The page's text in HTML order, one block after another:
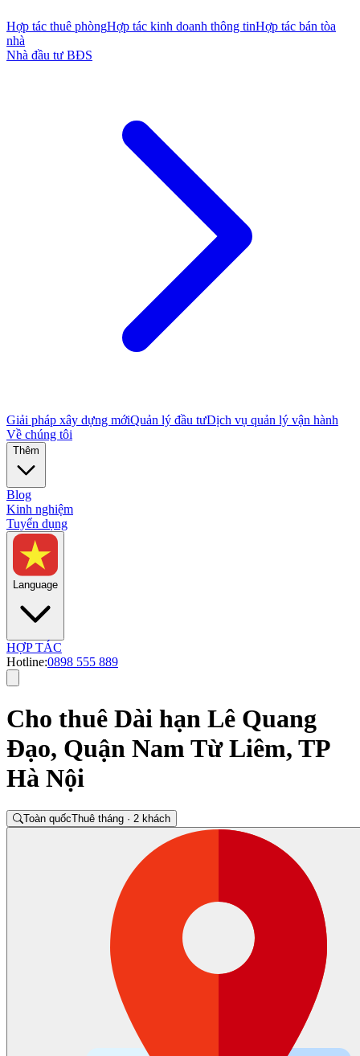
Hợp tác thuê phòngHợp tác kinh doanh thông tinHợp tác bán tòa
nhà
Nhà đầu tư BĐS
Giải pháp xây dựng mớiQuản lý đầu tưDịch vụ quản lý vận hành
Về chúng tôi
Thêm
Blog
Kinh nghiệm
Tuyển dụng
Language
HỢP TÁC
Hotline:0898 555 889
Cho thuê Dài hạn Lê Quang
Đạo, Quận Nam Từ Liêm, TP
Hà Nội
Toàn quốcThuê tháng · 2 khách